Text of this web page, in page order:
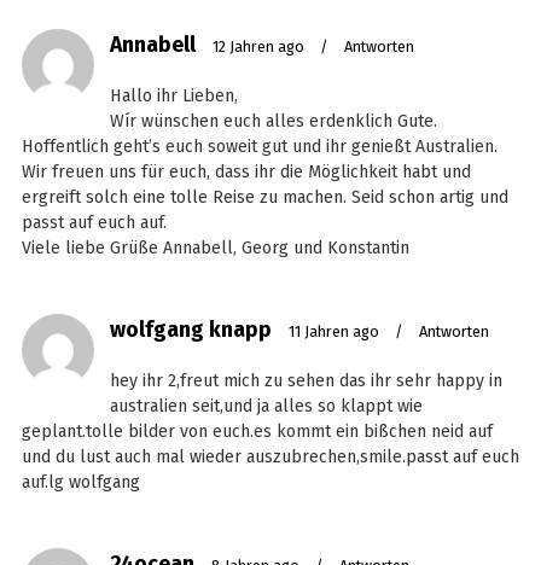
Annabell 12 Jahren ago / Antworten
Hallo ihr Lieben,
Wír wünschen euch alles erdenklich Gute.
Hoffentlich geht’s euch soweit gut und ihr genießt Australien.
Wir freuen uns für euch, dass ihr die Möglichkeit habt und
ergreift solch eine tolle Reise zu machen. Seid schon artig und
passt auf euch auf.
Viele liebe Grüße Annabell, Georg und Konstantin
wolfgang knapp 11 Jahren ago / Antworten
hey ihr 2,freut mich zu sehen das ihr sehr happy in
australien seit,und ja alles so klappt wie
geplant.tolle bilder von euch.es kommt ein bißchen neid auf
und du lust auch mal wieder auszubrechen,smile.passt auf euch
auf.lg wolfgang